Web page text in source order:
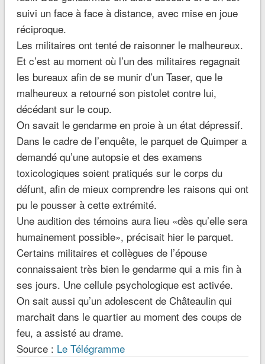
suivi un face à face à distance, avec mise en joue
réciproque.
Les militaires ont tenté de raisonner le malheureux.
Et c’est au moment où l’un des militaires regagnait
les bureaux afin de se munir d’un Taser, que le
malheureux a retourné son pistolet contre lui,
décédant sur le coup.
On savait le gendarme en proie à un état dépressif.
Dans le cadre de l’enquête, le parquet de Quimper a
demandé qu’une autopsie et des examens
toxicologiques soient pratiqués sur le corps du
défunt, afin de mieux comprendre les raisons qui ont
pu le pousser à cette extrémité.
Une audition des témoins aura lieu «dès qu’elle sera
humainement possible», précisait hier le parquet.
Certains militaires et collègues de l’épouse
connaissaient très bien le gendarme qui a mis fin à
ses jours. Une cellule psychologique est activée.
On sait aussi qu’un adolescent de Châteaulin qui
marchait dans le quartier au moment des coups de
feu, a assisté au drame.
Source : Le Télégramme